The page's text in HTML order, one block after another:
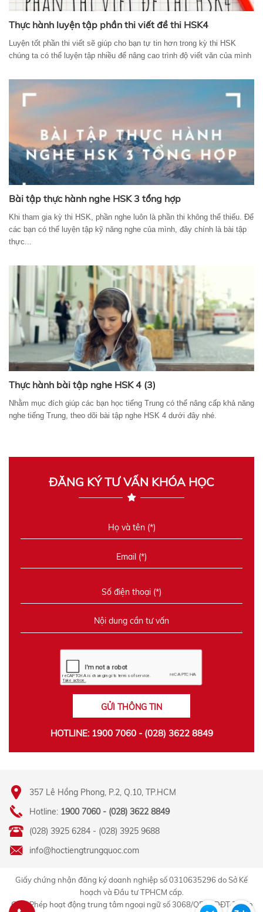
Thực hành luyện tập phần thi viết đề thi HSK4
Luyện tốt phần thi viết sẽ giúp cho bạn tự tin hơn trong kỳ thi HSK
chúng ta có thể luyện tập nhiều để nâng cao trình độ viết văn của mình
Bài tập thực hành nghe HSK 3 tổng hợp
Khi tham gia kỳ thi HSK, phần nghe luôn là phần thi không thể thiếu. Để
các bạn có thể luyện tập kỹ năng nghe của mình, đây chính là bài tập
thực...
Thực hành bài tập nghe HSK 4 (3)
Nhằm mục đích giúp các bạn học tiếng Trung có thể nâng cấp khả năng
nghe tiếng Trung, theo dõi bài tập nghe HSK 4 dưới đây nhé.
ĐĂNG KÝ TƯ VẤN KHÓA HỌC
GỬI THÔNG TIN
HOTLINE: 1900 7060 - (028) 3622 8849
357 Lê Hồng Phong, P.2, Q.10, TP.HCM
Hotline: 1900 7060 - (028) 3622 8849
(028) 3925 6284 - (028) 3925 9688
info@hoctiengtrungquoc.com
Giấy chứng nhận đăng ký doanh nghiệp số 0310635296 do Sở Kế
hoạch và Đầu tư TPHCM cấp.
Giấy Phép hoạt động trung tâm ngoại ngữ số 3068/QĐ-GDĐT-TC do